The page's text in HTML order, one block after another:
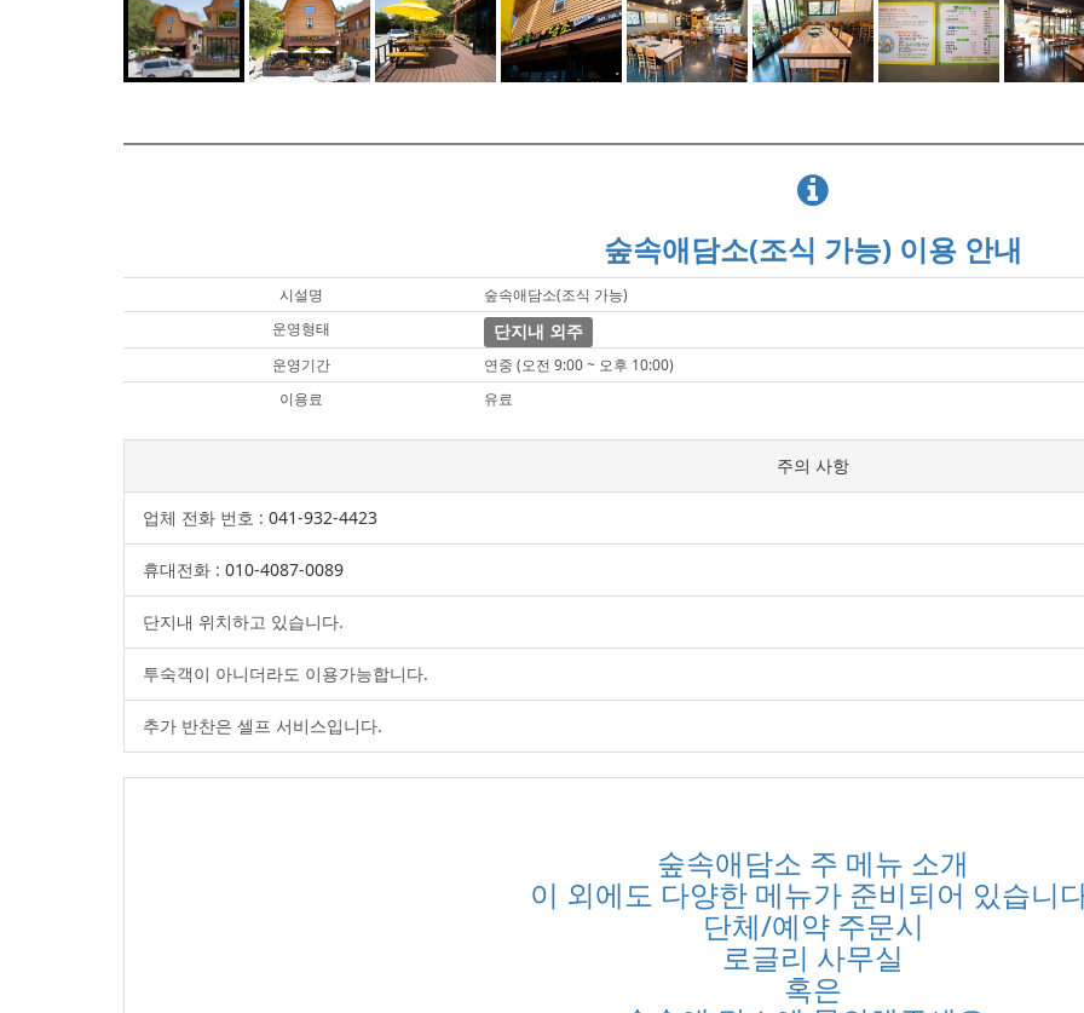
숲속애담소(조식 가능) 이용 안내
시설명
숲속애담소(조식 가능)
운영형태
단지내 외주
운영기간
연중 (오전 9:00 ~ 오후 10:00)
이용료
유료
주의 사항
업체 전화 번호 : 041-932-4423
휴대전화 : 010-4087-0089
단지내 위치하고 있습니다.
투숙객이 아니더라도 이용가능합니다.
추가 반찬은 셀프 서비스입니다.
숲속애담소 주 메뉴 소개
이 외에도 다양한 메뉴가 준비되어 있습니
단체/예약 주문시
로글리 사무실
혹은